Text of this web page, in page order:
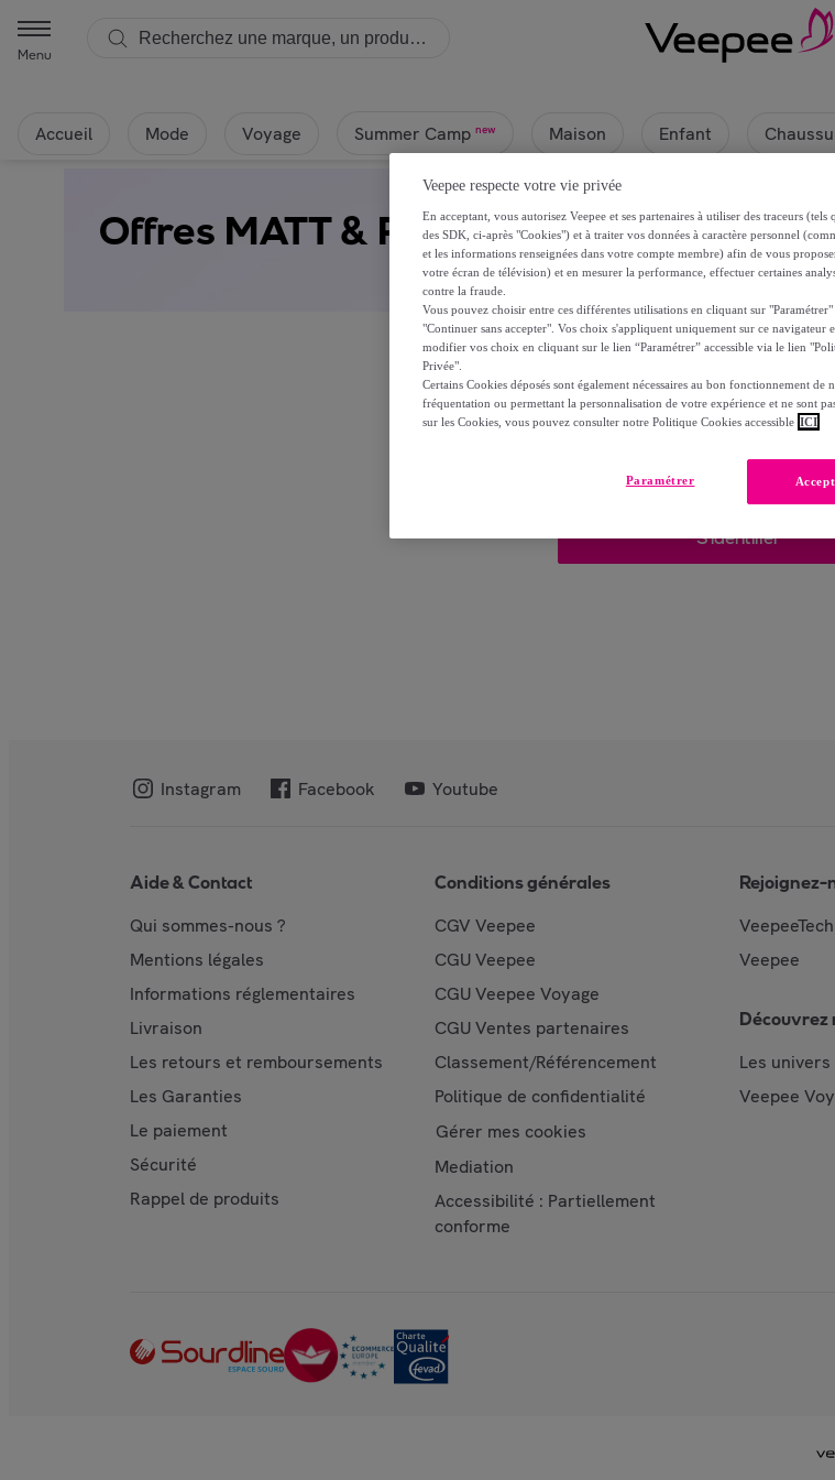
Menu
Accueil Mode Voyage Summer Camp new Maison Enfant
Offres MATT & ROSE
Ça alors, aucun produit n’est
Rejoignez-nous et découvrez les articles
S'identifier
Instagram Facebook Youtube
Aide & Contact
Qui sommes-nous ?
Mentions légales
Informations réglementaires
Livraison
Les retours et remboursements
Les Garanties
Le paiement
Sécurité
Rappel de produits
Conditions générales
CGV Veepee
CGU Veepee
CGU Veepee Voyage
CGU Ventes partenaires
Classement/Référencement
Politique de confidentialité
Gérer mes cookies
Mediation
Accessibilité : Partiellement
conforme
Rejoignez-
VeepeeTech
Veepee
Découvrez
Les univers
Veepee
Veepee respecte votre vie privée
En acceptant, vous autorisez Veepee et ses partenaires à utiliser des traceurs
des SDK, ci-après "Cookies") et à traiter vos données à caractère personnel
et les informations renseignées dans votre compte membre) afin de vous
votre écran de télévision) et en mesurer la performance, effectuer certaines
contre la fraude.
Vous pouvez choisir entre ces différentes utilisations en cliquant sur
"Continuer sans accepter". Vos choix s'appliquent uniquement sur ce
modifier vos choix en cliquant sur le lien “Paramétrer” accessible via le lien
Privée".
Certains Cookies déposés sont également nécessaires au bon fonctionnement de
fréquentation ou permettant la personnalisation de votre expérience et ne sont
sur les Cookies, vous pouvez consulter notre Politique Cookies accessible ICI
Paramétrer